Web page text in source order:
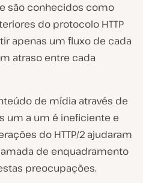
são conhecidos como
do protocolo HTTP
apenas um fluxo de cada
atraso entre cada
de mídia através de
um a um é ineficiente e
do HTTP/2 ajudaram
de enquadramento
preocupações.